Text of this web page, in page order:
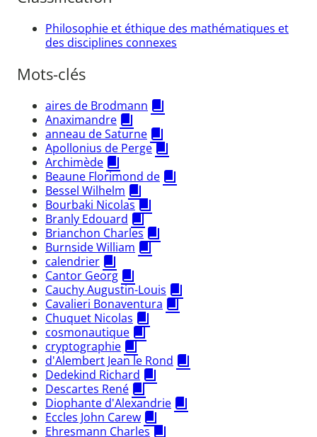
Philosophie et éthique des mathématiques et
des disciplines connexes
Mots-clés
aires de Brodmann
Anaximandre
anneau de Saturne
Apollonius de Perge
Archimède
Beaune Florimond de
Bessel Wilhelm
Bourbaki Nicolas
Branly Edouard
Brianchon Charles
Burnside William
calendrier
Cantor Georg
Cauchy Augustin-Louis
Cavalieri Bonaventura
Chuquet Nicolas
cosmonautique
cryptographie
d'Alembert Jean le Rond
Dedekind Richard
Descartes René
Diophante d'Alexandrie
Eccles John Carew
Ehresmann Charles